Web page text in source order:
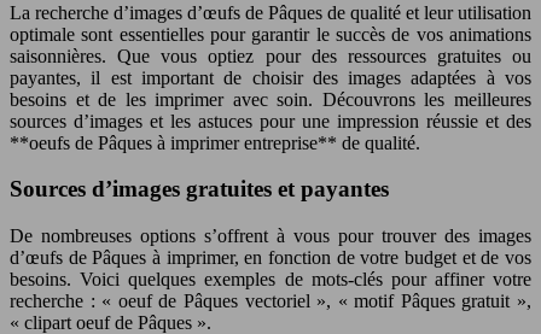
La recherche d’images d’œufs de Pâques de qualité et leur utilisation
optimale sont essentielles pour garantir le succès de vos animations
saisonnières. Que vous optiez pour des ressources gratuites ou
payantes, il est important de choisir des images adaptées à vos
besoins et de les imprimer avec soin. Découvrons les meilleures
sources d’images et les astuces pour une impression réussie et des
**oeufs de Pâques à imprimer entreprise** de qualité.
Sources d’images gratuites et payantes
De nombreuses options s’offrent à vous pour trouver des images
d’œufs de Pâques à imprimer, en fonction de votre budget et de vos
besoins. Voici quelques exemples de mots-clés pour affiner votre
recherche : « oeuf de Pâques vectoriel », « motif Pâques gratuit »,
« clipart oeuf de Pâques ».